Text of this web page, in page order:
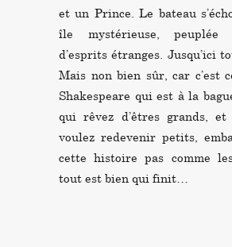
et un Prince. Le bateau
île mystérieuse, peuplée
d’esprits étranges. Jusqu’ici
Mais non bien sûr, car c’est
Shakespeare qui est à la
qui rêvez d’êtres grands,
voulez redevenir petits,
cette histoire pas comme
tout est bien qui finit…